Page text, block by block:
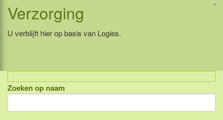
Verzorging
U verblijft hier op basis van Logies.
Indonesië, eilandcombinaties
Bali
Zoeken op naam